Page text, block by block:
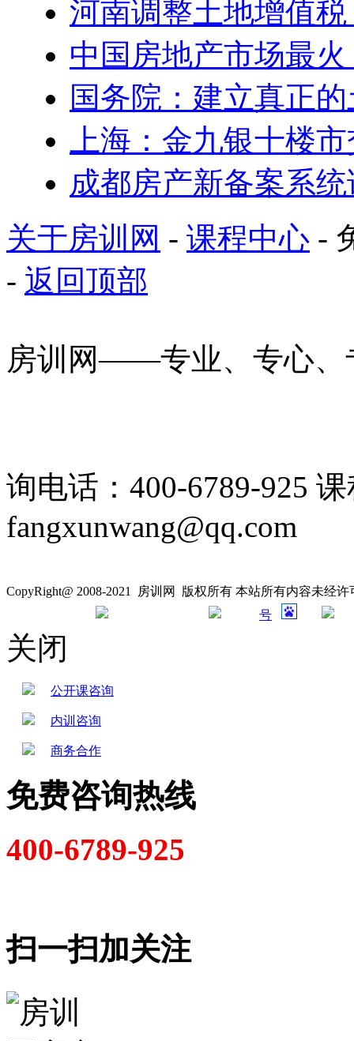
河南调整土地增值
中国房地产市场最
国务院：建立真正
上海：金九银十楼
成都房产新备案系
关于房训网 - 课程中心 -
- 返回顶部
房训网——专业、专心、
询电话：400-6789-925
fangxunwang@qq.com
CopyRight@ 2008-2021 房训网 版权所有 本站所有内容未经
号
关闭
公开课咨询
内训咨询
商务合作
免费咨询热线
400-6789-925
扫一扫加关注